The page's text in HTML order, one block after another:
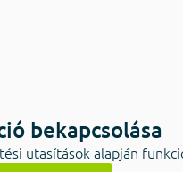
bekapcsolása
utasítások alapján